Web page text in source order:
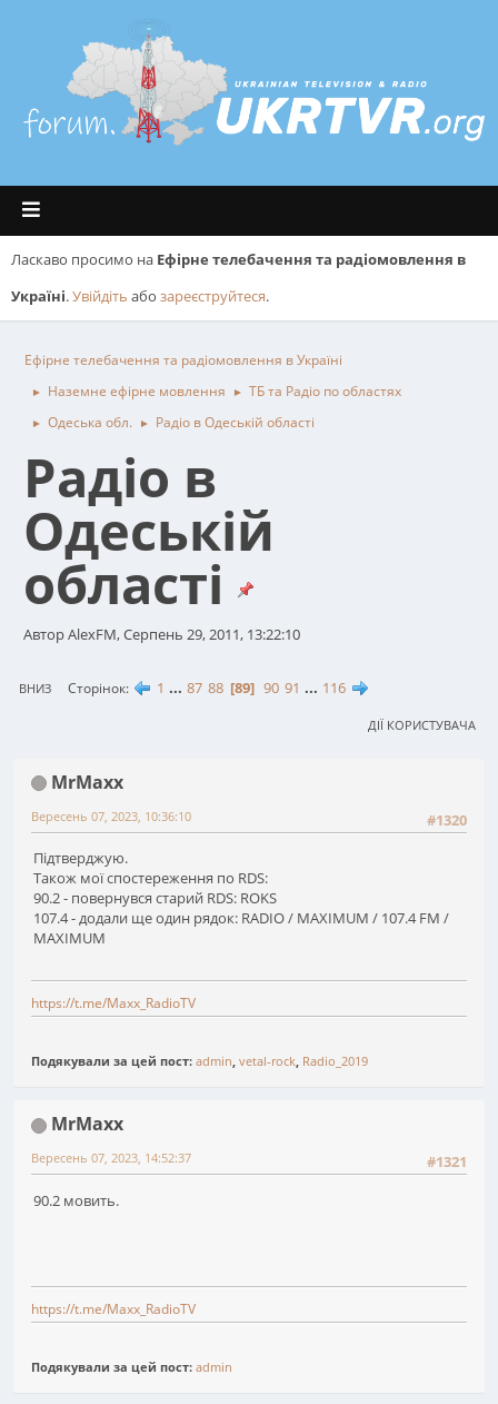
Ласкаво просимо на Ефірне телебачення та радіомовлення в
Україні.Увійдіть або зареєструйтеся.
Ефірне телебачення та радіомовлення в Україні
► Наземне ефірне мовлення ► ТБ та Радіо по областях
► Одеська обл. ► Радіо в Одеській області
Радіо в
Одеській
області
Автор AlexFM, Серпень 29, 2011, 13:22:10
ВНИЗ Сторінок 1 ... 87 88 89 90 91 ... 116
ДІЇ КОРИСТУВАЧА
MrMaxx
#1320
Вересень 07, 2023, 10:36:10
Підтверджую.
Також мої спостереження по RDS:
90.2 - повернувся старий RDS: ROKS
107.4 - додали ще один рядок: RADIO / MAXIMUM / 107.4 FM /
MAXIMUM
https://t.me/Maxx_RadioTV
Подякували за цей пост: admin, vetal-rock, Radio_2019
MrMaxx
#1321
Вересень 07, 2023, 14:52:37
90.2 мовить.
https://t.me/Maxx_RadioTV
Подякували за цей пост: admin